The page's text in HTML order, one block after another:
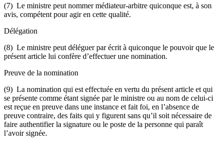
(7) Le ministre peut nommer médiateur-arbitre quiconque est, à son
avis, compétent pour agir en cette qualité.
Délégation
(8) Le ministre peut déléguer par écrit à quiconque le pouvoir que le
présent article lui confère d’effectuer une nomination.
Preuve de la nomination
(9) La nomination qui est effectuée en vertu du présent article et qui
se présente comme étant signée par le ministre ou au nom de celui-ci
est reçue en preuve dans une instance et fait foi, en l’absence de
preuve contraire, des faits qui y figurent sans qu’il soit nécessaire de
faire authentifier la signature ou le poste de la personne qui paraît
l’avoir signée.